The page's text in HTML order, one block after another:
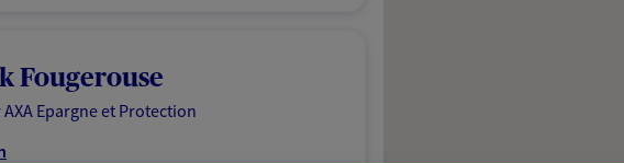
Fougerouse
Epargne et Protection